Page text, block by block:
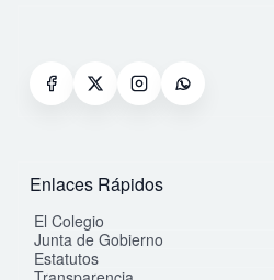
Enlaces Rápidos
El Colegio
Junta de Gobierno
Estatutos